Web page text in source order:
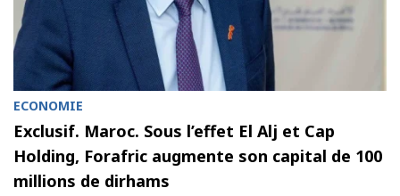
ECONOMIE
Exclusif. Maroc. Sous l’effet El Alj et Cap
Holding, Forafric augmente son capital de 100
millions de dirhams